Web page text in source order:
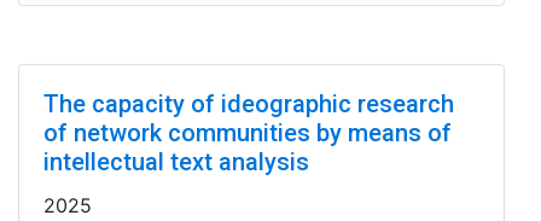
The capacity of ideographic research
of network communities by means of
intellectual text analysis
2025